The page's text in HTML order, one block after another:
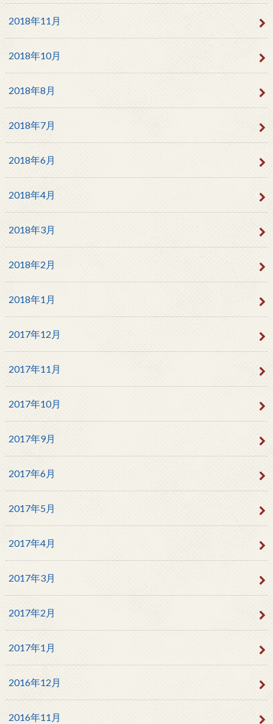
2018年11月
2018年10月
2018年8月
2018年7月
2018年6月
2018年4月
2018年3月
2018年2月
2018年1月
2017年12月
2017年11月
2017年10月
2017年9月
2017年6月
2017年5月
2017年4月
2017年3月
2017年2月
2017年1月
2016年12月
2016年11月